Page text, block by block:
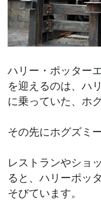
ハリー・ポッター
を迎えるのは、ハ
に乗っていた、ホ
その先にホグズミ
レストランやショ
ると、ハリーポッ
そびています。